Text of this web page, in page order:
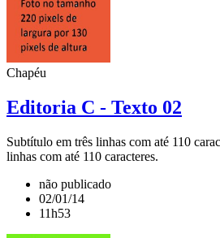
Chapéu
Editoria C - Texto 02
Subtítulo em três linhas com até 110
linhas com até 110 caracteres.
não publicado
02/01/14
11h53